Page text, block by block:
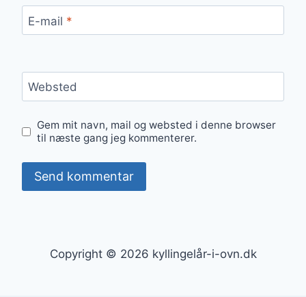
E-mail *
Websted
Gem mit navn, mail og websted i denne browser
til næste gang jeg kommenterer.
Copyright © 2026 kyllingelår-i-ovn.dk